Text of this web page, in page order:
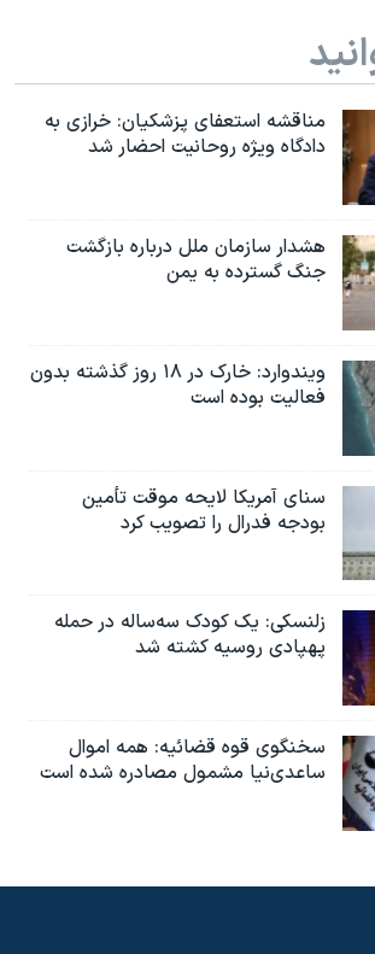
مناقشه استعفای پزشکیان: خرازی به
دادگاه ویژه روحانیت احضار شد
هشدار سازمان ملل درباره بازگشت
جنگ گسترده به یمن
ویندوارد: خارک در ۱۸ روز گذشته بدون
فعالیت بوده است
سنای آمریکا لایحه موقت تأمین
بودجه فدرال را تصویب کرد
زلنسکی: یک کودک سه‌ساله در حمله
پهپادی روسیه کشته شد
سخنگوی قوه قضائیه: همه اموال
ساعدی‌نیا مشمول مصادره شده است